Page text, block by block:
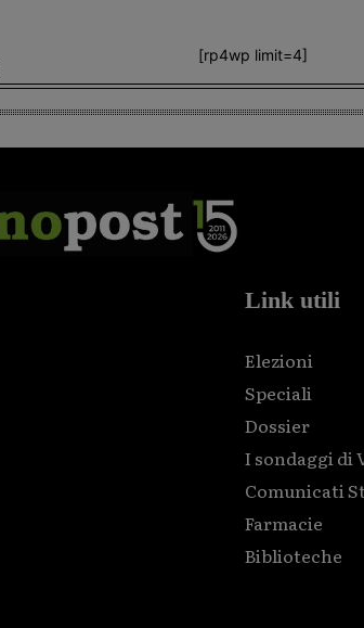
[rp4wp limit=4]
Link utili
Elezioni
Speciali
Dossier
I sondaggi di
Comunicati
Farmacie
Biblioteche